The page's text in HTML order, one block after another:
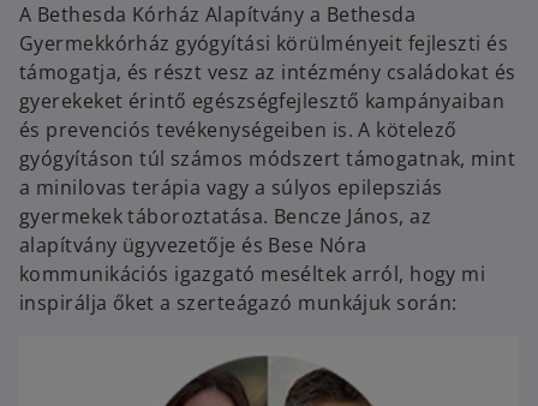
A Bethesda Kórház Alapítvány a Bethesda
Gyermekkórház gyógyítási körülményeit fejleszti és
támogatja, és részt vesz az intézmény családokat és
gyerekeket érintő egészségfejlesztő kampányaiban
és prevenciós tevékenységeiben is. A kötelező
gyógyításon túl számos módszert támogatnak, mint
a minilovas terápia vagy a súlyos epilepsziás
gyermekek táboroztatása. Bencze János, az
alapítvány ügyvezetője és Bese Nóra
kommunikációs igazgató meséltek arról, hogy mi
inspirálja őket a szerteágazó munkájuk során: